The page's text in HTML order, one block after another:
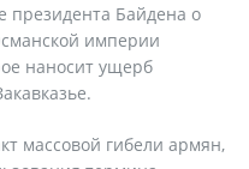
президента Байдена о
империи
наносит ущерб
массовой гибели армян,